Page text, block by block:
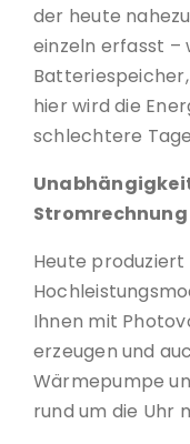
der heute
einzeln erfasst –
Batteriespeicher,
hier wird die
schlechtere
Heute
Ihnen mit
erzeugen und
Wärmepumpe
rund um die Uhr